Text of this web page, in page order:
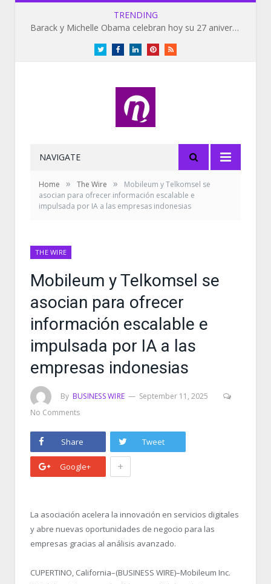
TRENDING
Barack y Michelle Obama celebran hoy su 27 aniversario de bodas
TwitterFacebookLinkedInPinterestRSS
NAVIGATE
Home » The Wire »
Mobileum y Telkomsel se
asocian para ofrecer información escalable e
impulsada por IA a las empresas indonesias
THE WIRE
Mobileum y Telkomsel se
asocian para ofrecer
información escalable e
impulsada por IA a las
empresas indonesias
By BUSINESS WIRE
September 11, 2025
No Comments
Share Tweet
Google+ +
La asociación acelera la innovación en servicios digitales
y abre nuevas oportunidades de negocio para las
empresas gracias al análisis avanzado.
CUPERTINO, California–(BUSINESS WIRE)–Mobileum Inc.